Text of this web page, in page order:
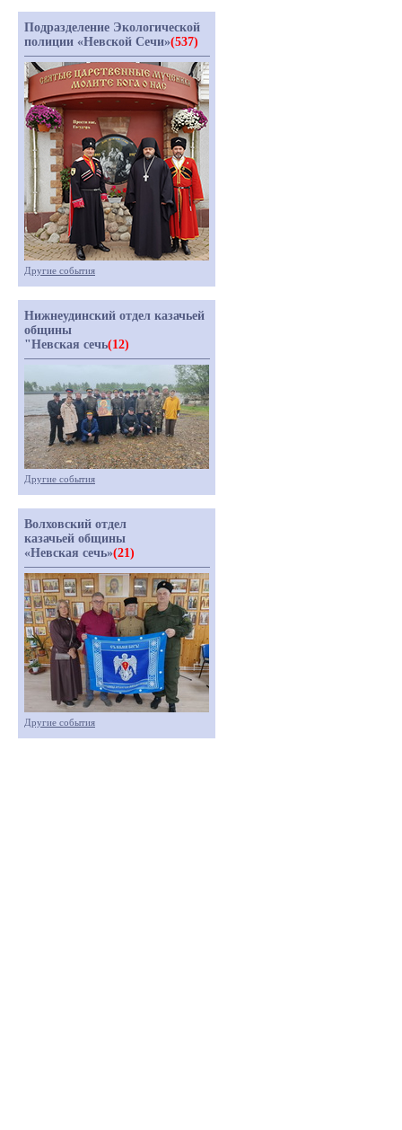
Подразделение Экологической
полиции «Невской Сечи»(537)
Другие события
Нижнеудинский отдел казачьей
общины
"Невская сечь(12)
Другие события
Волховский отдел
казачьей общины
«Невская сечь»(21)
Другие события